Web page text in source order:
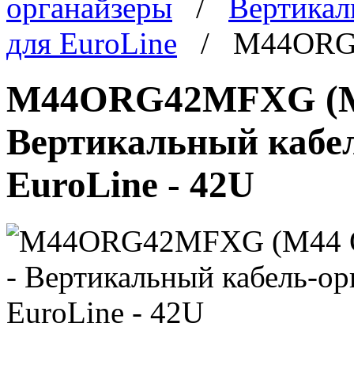
органайзеры /
для EuroLine /
M44ORG42MFXG
Вертикальный
EuroLine - 42U